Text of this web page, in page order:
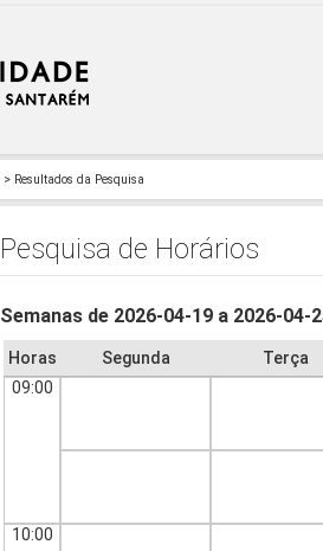
> Resultados da Pesquisa
Pesquisa de Horários
Semanas de 2026-04-19 a 2026-04-
Horas Segunda
Terça
09:00
10:00